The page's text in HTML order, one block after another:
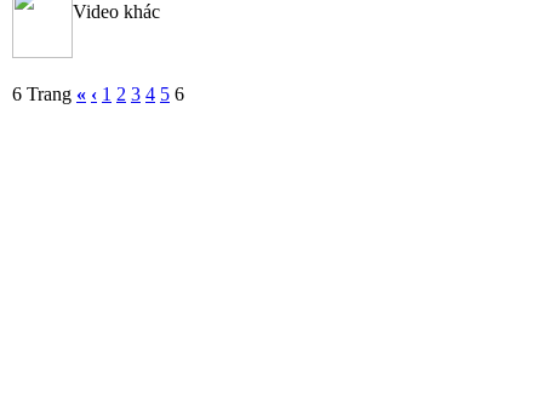
Video khác
6 Trang « ‹ 1 2 3 4 5 6